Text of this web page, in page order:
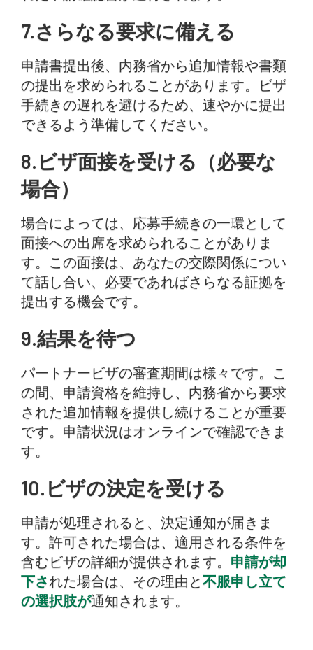
7.さらなる要求に備える
申請書提出後、内務省から追加情報や書類
の提出を求められることがあります。ビザ
手続きの遅れを避けるため、速やかに提出
できるよう準備してください。
8.ビザ面接を受ける（必要な
場合）
場合によっては、応募手続きの一環として
面接への出席を求められることがありま
す。この面接は、あなたの交際関係につい
て話し合い、必要であればさらなる証拠を
提出する機会です。
9.結果を待つ
パートナービザの審査期間は様々です。こ
の間、申請資格を維持し、内務省から要求
された追加情報を提供し続けることが重要
です。申請状況はオンラインで確認できま
す。
10.ビザの決定を受ける
申請が処理されると、決定通知が届きま
す。許可された場合は、適用される条件を
含むビザの詳細が提供されます。 申請が却
下された場合は、その理由と不服申し立て
の選択肢が通知されます。